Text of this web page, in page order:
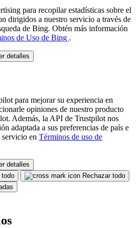
para recopilar estadísticas sobre el
dirigidos a nuestro servicio a través de
de Bing. Obtén más información
de Uso de Bing .
detalles
para mejorar su experiencia en
opiniones de nuestro producto
Además, la API de Trustpilot nos
adaptada a sus preferencias de país e
servicio en Términos de uso de
detalles
Rechazar todo